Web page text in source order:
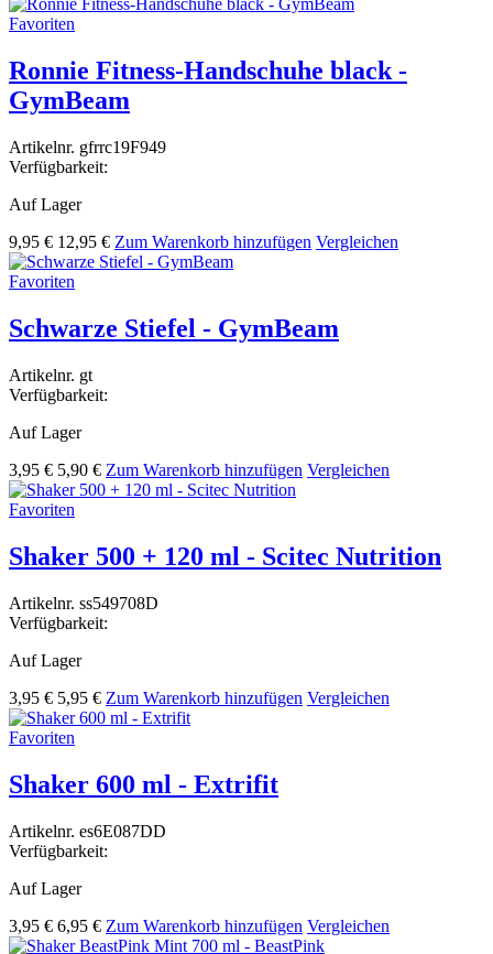
Favoriten
Ronnie Fitness-Handschuhe black -
GymBeam
Artikelnr. gfrrc19F949
Verfügbarkeit:
Auf Lager
9,95 € 12,95 € Zum Warenkorb hinzufügen Vergleichen
Favoriten
Schwarze Stiefel - GymBeam
Artikelnr. gt
Verfügbarkeit:
Auf Lager
3,95 € 5,90 € Zum Warenkorb hinzufügen Vergleichen
Favoriten
Shaker 500 + 120 ml - Scitec Nutrition
Artikelnr. ss549708D
Verfügbarkeit:
Auf Lager
3,95 € 5,95 € Zum Warenkorb hinzufügen Vergleichen
Favoriten
Shaker 600 ml - Extrifit
Artikelnr. es6E087DD
Verfügbarkeit:
Auf Lager
3,95 € 6,95 € Zum Warenkorb hinzufügen Vergleichen